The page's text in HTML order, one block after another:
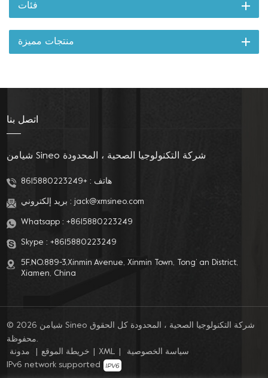
فئات
منتجات مميزة
اتصل بنا
شيامن Sineo شركة التكنولوجيا الصحية ، المحدودة
هاتف :+8615880223249
بريد إلكتروني : jack@xmsineo.com
Whatsapp : +8615880223249
Skype : +8615880223249
5F,NO.889-3,Xinmin Avenue, Xinmin Town, Tong’ an District,
Xiamen, China
© 2026 شيامن Sineo شركة التكنولوجيا الصحية ، المحدودة كل الحقوق
محفوظة.
مدونة
خريطة الموقع XML
سياسة الخصوصية
IPv6 network supported